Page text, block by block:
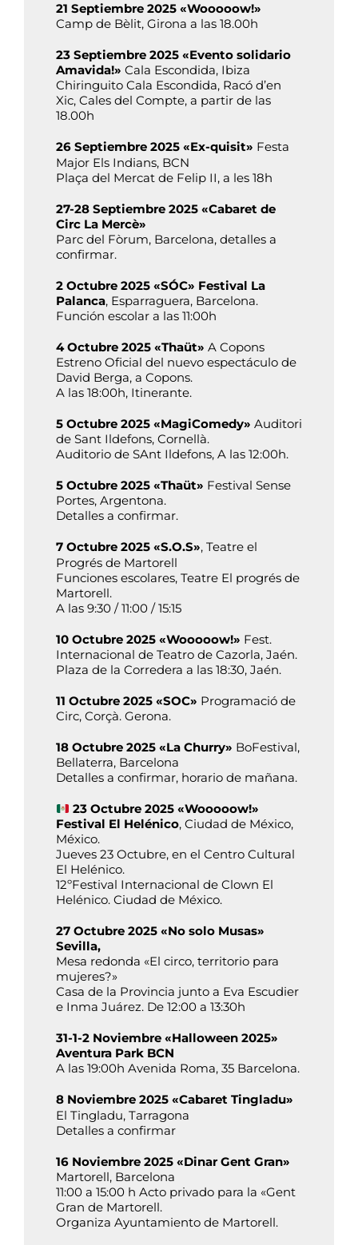
21 Septiembre 2025 «Wooooow!»
Camp de Bèlit, Girona a las 18.00h
23 Septiembre 2025 «Evento solidario
Amavida!» Cala Escondida, Ibiza
Chiringuito Cala Escondida, Racó d’en
Xic, Cales del Compte, a partir de las
18.00h
26 Septiembre 2025 «Ex-quisit» Festa
Major Els Indians, BCN
Plaça del Mercat de Felip II, a les 18h
27-28 Septiembre 2025 «Cabaret de
Circ La Mercè»
Parc del Fòrum, Barcelona, detalles a
confirmar.
2 Octubre 2025 «SÓC» Festival La
Palanca, Esparraguera, Barcelona.
Función escolar a las 11:00h
4 Octubre 2025 «Thaüt» A Copons
Estreno Oficial del nuevo espectáculo de
David Berga, a Copons.
A las 18:00h, Itinerante.
5 Octubre 2025 «MagiComedy» Auditori
de Sant Ildefons, Cornellà.
Auditorio de SAnt Ildefons, A las 12:00h.
5 Octubre 2025 «Thaüt» Festival Sense
Portes, Argentona.
Detalles a confirmar.
7 Octubre 2025 «S.O.S», Teatre el
Progrés de Martorell
Funciones escolares, Teatre El progrés de
Martorell.
A las 9:30 / 11:00 / 15:15
10 Octubre 2025 «Wooooow!» Fest.
Internacional de Teatro de Cazorla, Jaén.
Plaza de la Corredera a las 18:30, Jaén.
11 Octubre 2025 «SOC» Programació de
Circ, Corçà. Gerona.
18 Octubre 2025 «La Churry» BoFestival,
Bellaterra, Barcelona
Detalles a confirmar, horario de mañana.
23 Octubre 2025 «Wooooow!»
Festival El Helénico, Ciudad de México,
México.
Jueves 23 Octubre, en el Centro Cultural
El Helénico.
12ºFestival Internacional de Clown El
Helénico. Ciudad de México.
27 Octubre 2025 «No solo Musas»
Sevilla,
Mesa redonda «El circo, territorio para
mujeres?»
Casa de la Provincia junto a Eva Escudier
e Inma Juárez. De 12:00 a 13:30h
31-1-2 Noviembre «Halloween 2025»
Aventura Park BCN
A las 19:00h Avenida Roma, 35 Barcelona.
8 Noviembre 2025 «Cabaret Tingladu»
El Tingladu, Tarragona
Detalles a confirmar
16 Noviembre 2025 «Dinar Gent Gran»
Martorell, Barcelona
11:00 a 15:00 h Acto privado para la «Gent
Gran de Martorell.
Organiza Ayuntamiento de Martorell.